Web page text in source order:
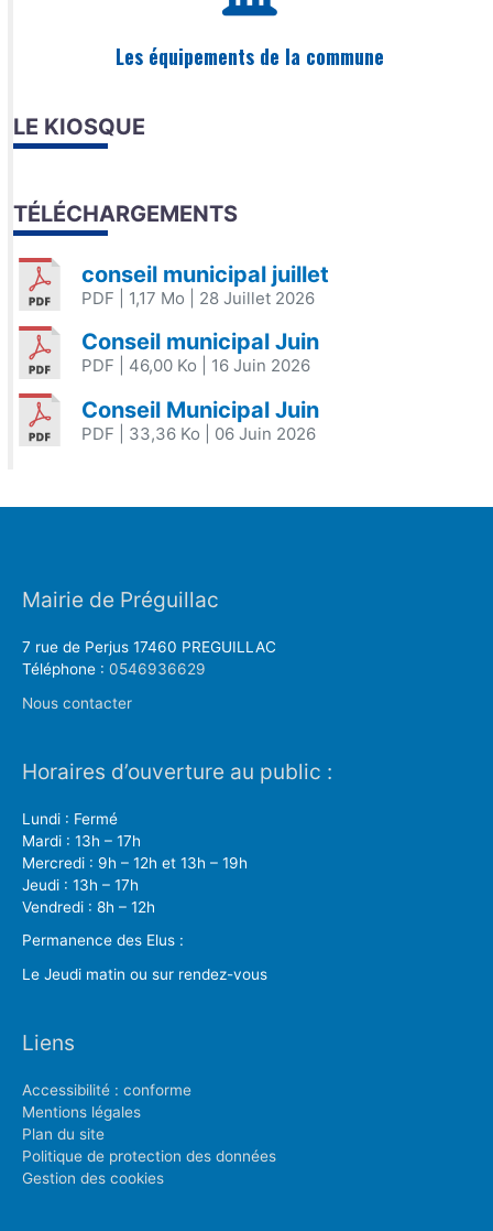
Les équipements de la commune
LE KIOSQUE
TÉLÉCHARGEMENTS
conseil municipal juillet
PDF | 1,17 Mo | 28 Juillet 2026
Conseil municipal Juin
PDF | 46,00 Ko | 16 Juin 2026
Conseil Municipal Juin
PDF | 33,36 Ko | 06 Juin 2026
Mairie de Préguillac
7 rue de Perjus 17460 PREGUILLAC
Téléphone : 0546936629
Nous contacter
Horaires d’ouverture au public :
Lundi : Fermé
Mardi : 13h – 17h
Mercredi : 9h – 12h et 13h – 19h
Jeudi : 13h – 17h
Vendredi : 8h – 12h
Permanence des Elus :
Le Jeudi matin ou sur rendez-vous
Liens
Accessibilité : conforme
Mentions légales
Plan du site
Politique de protection des données
Gestion des cookies